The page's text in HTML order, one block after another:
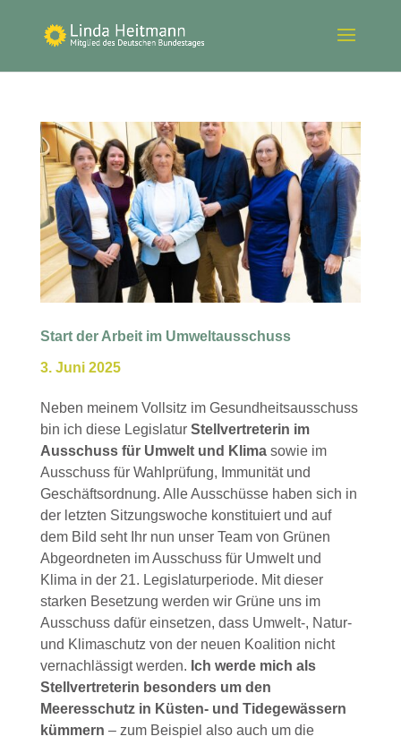
Start der Arbeit im Umweltausschuss
3. Juni 2025
Neben meinem Vollsitz im Gesundheitsausschuss
bin ich diese Legislatur Stellvertreterin im
Ausschuss für Umwelt und Klimasowie im
Ausschuss für Wahlprüfung, Immunität und
Geschäftsordnung. Alle Ausschüsse haben sich in
der letzten Sitzungswoche konstituiert und auf
dem Bild seht Ihr nun unser Team von Grünen
Abgeordneten im Ausschuss für Umwelt und
Klima in der 21. Legislaturperiode. Mit dieser
starken Besetzung werden wir Grüne uns im
Ausschuss dafür einsetzen, dass Umwelt-, Natur-
und Klimaschutz von der neuen Koalition nicht
vernachlässigt werden. Ich werde mich als
Stellvertreterin besonders um den
Meeresschutz in Küsten- und Tidegewässern
kümmern – zum Beispiel also auch um die